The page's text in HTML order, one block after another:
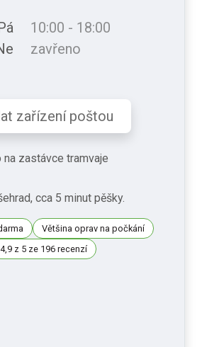
10:00 - 18:00
zavřeno
zařízení poštou
zastávce tramvaje
cca 5 minut pěšky.
Většina oprav na počkání
4,9 z 5 ze 196 recenzí